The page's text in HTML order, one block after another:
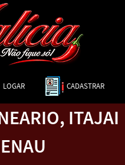
LOGAR CADASTRAR
ITAJAI